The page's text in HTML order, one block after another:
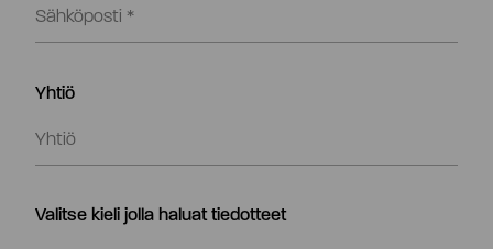
Yhtiö
Valitse kieli jolla haluat tiedotteet